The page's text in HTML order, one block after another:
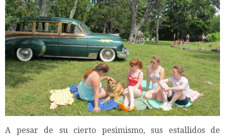
A pesar de su cierto pesimismo, sus estallidos de